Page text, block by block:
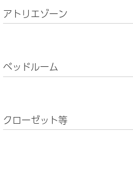
アトリエゾーン
ベッドルーム
クローゼット等